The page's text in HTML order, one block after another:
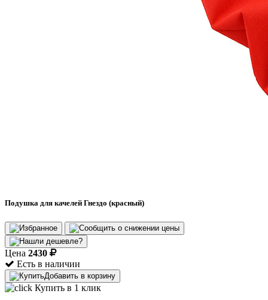
Подушка для качелей Гнездо (красный)
Цена 2430
Есть в наличии
Добавить в корзину
Купить в 1 клик